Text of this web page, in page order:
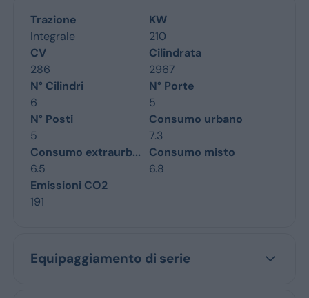
Trazione
Integrale
KW
210
CV
286
Cilindrata
2967
N° Cilindri
6
N° Porte
5
N° Posti
5
Consumo urbano
7.3
Consumo extraurb...
6.5
Consumo misto
6.8
Emissioni CO2
191
Equipaggiamento di serie